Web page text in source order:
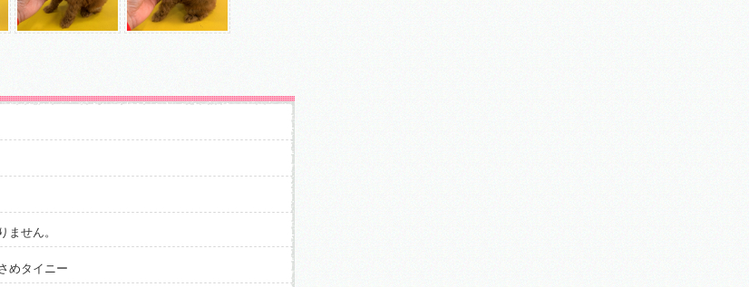
せん。
めタイニー